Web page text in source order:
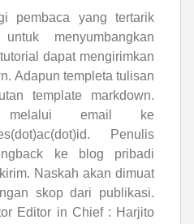
pembaca yang tertarik
menyumbangkan
dapat mengirimkan
Adapun templeta tulisan
template markdown.
melalui email ke
Penulis
ke blog pribadi
Naskah akan dimuat
skop dari publikasi.
Editor in Chief : Harjito